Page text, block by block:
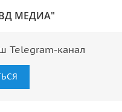
МЕДИА"
Telegram-канал